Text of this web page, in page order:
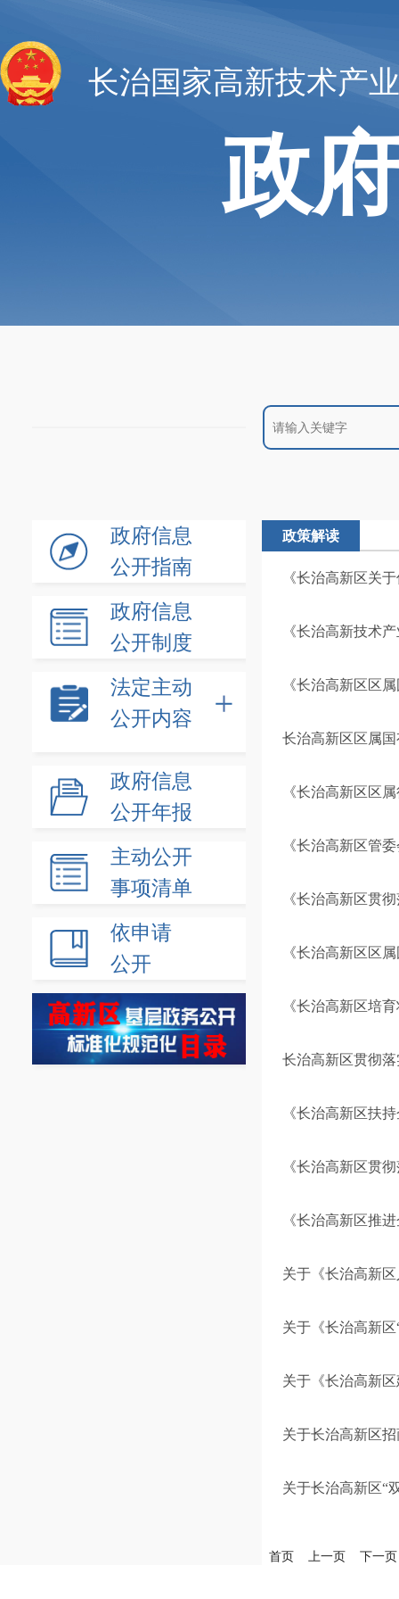
长治国家高新技术产
政
政府信息
公开指南
政府信息
公开制度
法定主动
公开内容
政府信息
公开年报
主动公开
事项清单
依申请
公开
政策解读
《长治高新区关
《长治高新技术
《长治高新区区
长治高新区区属
《长治高新区区
《长治高新区管
《长治高新区贯
《长治高新区区
《长治高新区培
长治高新区贯彻
《长治高新区扶
《长治高新区贯
《长治高新区推
关于《长治高新
关于《长治高新
关于《长治高新
关于长治高新区
关于长治高新区“
首页 上一页 下一